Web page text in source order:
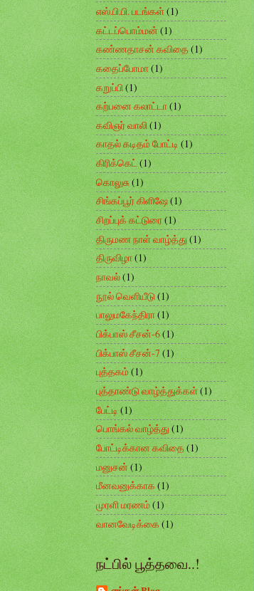
எஸ்.பி.பி. படங்கள்(1)
கட்டப்பொம்மன் (1)
கண்ணதாசன் கவிதை(1)
கதைப்போமா(1)
கறுப்பி(1)
கற்பனை கலாட்டா(1)
கவிஞர் வாலி(1)
காதல் கடிதம் போட்டி (1)
கிரிக்கெட்(1)
கொலுசு(1)
சிங்கப்பூர் கிளிஷே(1)
சிறப்புக் கட்டுரை(1)
திருமண நாள் வாழ்த்து(1)
திருவிழா(1)
நாவல்(1)
நூல் வெளியீடு(1)
பாலுமகேந்திரா(1)
பிக்பாஸ் சீசன்-6(1)
பிக்பாஸ் சீசன்-7(1)
புத்தகம்(1)
புத்தாண்டு வாழ்த்துக்கள்(1)
பேட்டி (1)
பொங்கல் வாழ்த்து(1)
போட்டிக்கான கவிதை(1)
மனுசன்(1)
மீனவனுக்காக(1)
முரளி மரணம்(1)
வானவேடிக்கை(1)
நட்பில் பூத்தவை..!